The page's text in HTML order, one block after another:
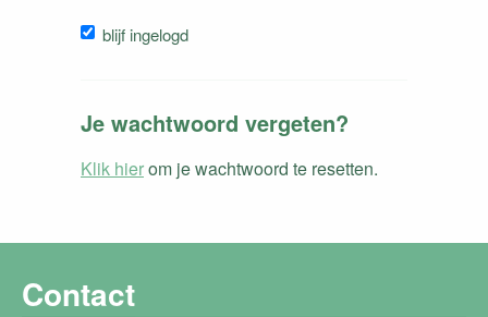
blijf ingelogd
Je wachtwoord vergeten?
Klik hierom je wachtwoord te resetten.
Contact